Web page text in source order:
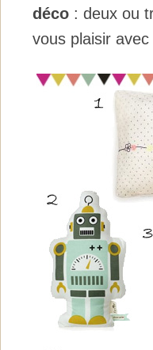
déco : deux ou
vous plaisir